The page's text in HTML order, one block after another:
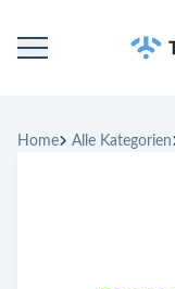
Kategorien
Home Alle Kategorien